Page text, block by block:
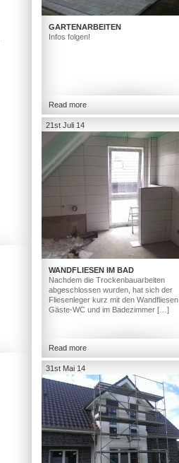
GARTENARBEITEN
Infos folgen!
Read more
21st Juli 14
WANDFLIESEN IM BAD
Nachdem die Trockenbauarbeiten
abgeschlossen wurden, hat sich der
Fliesenleger kurz mit den
Gäste-WC und im Badezimmer […]
Read more
31st Mai 14